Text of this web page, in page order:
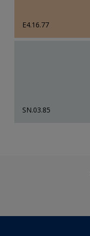
E4.16.77
SN.03.85